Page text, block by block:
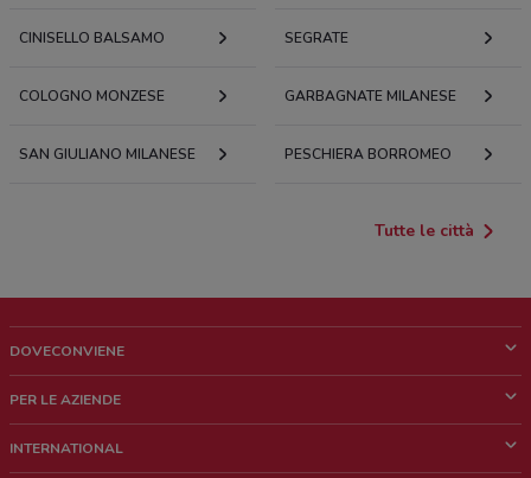
CINISELLO BALSAMO SEGRATE
COLOGNO MONZESE GARBAGNATE MILANESE
SAN GIULIANO MILANESE PESCHIERA BORROMEO
Tutte le città
DOVECONVIENE
Chi siamo
PER LE AZIENDE
INTERNATIONAL